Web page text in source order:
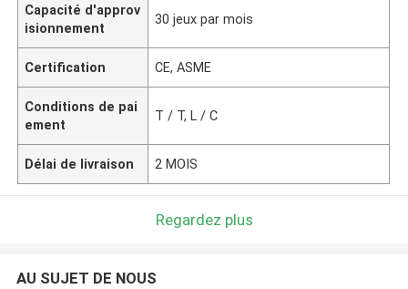
Capacité d'approv
isionnement
30 jeux par mois
Certification CE, ASME
Conditions de pai
ement
T / T, L / C
Délai de livraison 2 MOIS
Regardez plus
AU SUJET DE NOUS